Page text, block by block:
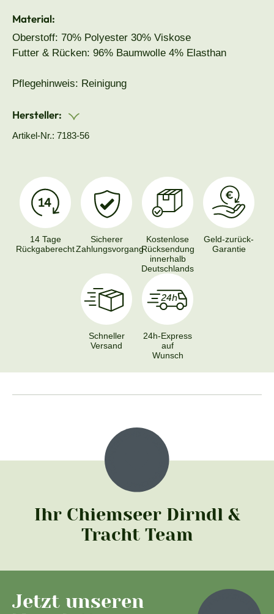
Material:
Oberstoff: 70% Polyester 30% Viskose
Futter & Rücken: 96% Baumwolle 4% Elasthan
Pflegehinweis: Reinigung
Hersteller:
Artikel-Nr.: 7183-56
14 Tage
Rückgaberecht
Sicherer
Zahlungsvorgang
Kostenlose
Rücksendung
innerhalb
Deutschlands
Geld-zurück-
Garantie
Schneller
Versand
24h-Express
auf
Wunsch
Ihr Chiemseer Dirndl &
Tracht Team
Jetzt unseren